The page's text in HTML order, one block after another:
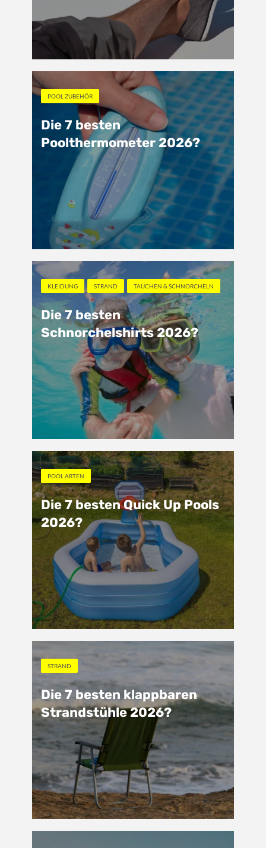
POOL ZUBEHÖR
Die 7 besten
Poolthermometer 2026?
KLEIDUNG STRAND TAUCHEN & SCHNORCHELN
Die 7 besten
Schnorchelshirts 2026?
POOL ARTEN
Die 7 besten Quick Up Pools
2026?
STRAND
Die 7 besten klappbaren
Strandstühle 2026?